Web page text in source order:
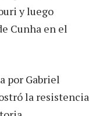
y luego
Cunha en el
por Gabriel
la resistencia